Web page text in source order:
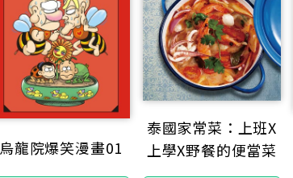
烏龍院爆笑漫畫01
泰國家常菜：上班X
上學X野餐的便當菜